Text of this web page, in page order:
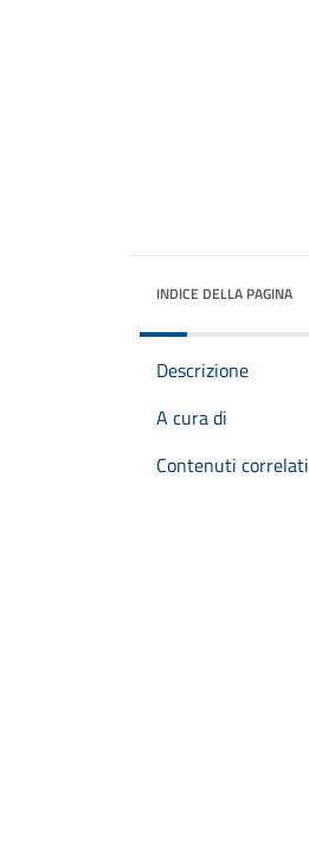
INDICE DELLA PAGINA
Descrizione
A cura di
Contenuti correlati